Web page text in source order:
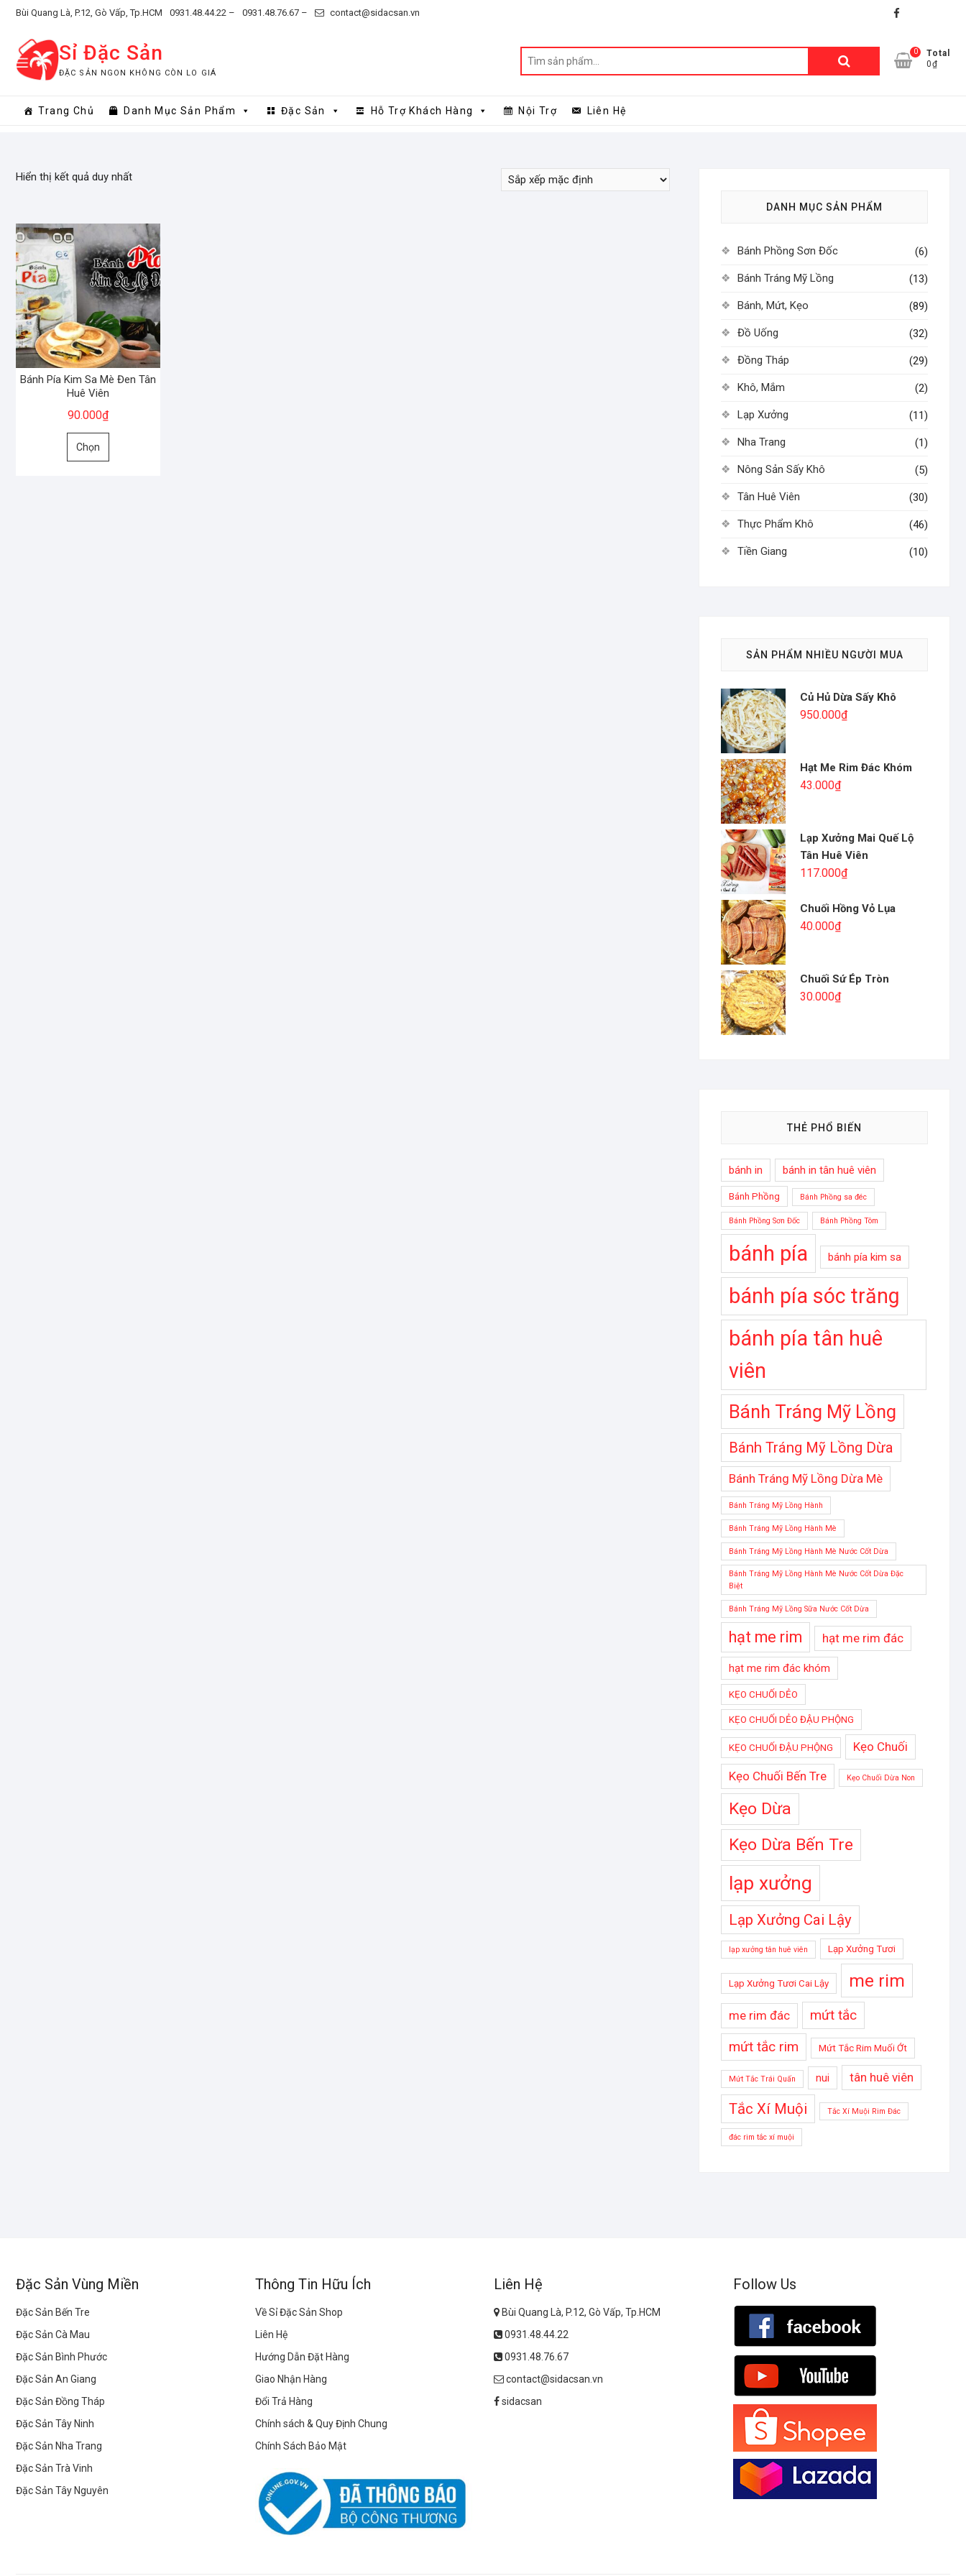
Skip
content
Bùi Quang Là, P.12, Gò Vấp, Tp.HCM 0931.48.44.22 – 0931.48.76.67 – contact@sidacsan.vn facebook
Sỉ Đặc Sản
ĐẶC SẢN NGON KHÔNG CÒN LO GIÁ
0
Total
0₫
Trang Chủ Danh Mục Sản Phẩm Đặc Sản Hỗ Trợ Khách Hàng Nội Trợ Liên Hệ
Hiển thị kết quả duy nhất
Bánh Pía Kim Sa Mè Đen Tân
Huê Viên
90.000₫
Chọn
Sản
DANH MỤC SẢN PHẨM
Bánh Phồng Sơn Đốc (6)
Bánh Tráng Mỹ Lồng (13)
Bánh, Mứt, Kẹo (89)
Đồ Uống (32)
Đồng Tháp (29)
Khô, Mắm (2)
Lạp Xưởng (11)
Nha Trang (1)
Nông Sản Sấy Khô (5)
Tân Huê Viên (30)
Thực Phẩm Khô (46)
Tiền Giang (10)
SẢN PHẨM NHIỀU NGƯỜI MUA
Củ Hủ Dừa Sấy Khô
950.000₫
Hạt Me Rim Đác Khóm
43.000₫
Lạp Xưởng Mai Quế Lộ
Tân Huê Viên
117.000₫
Chuối Hồng Vỏ Lụa
40.000₫
Chuối Sứ Ép Tròn
30.000₫
THẺ PHỔ BIẾN
bánh in bánh in tân huê viên
Bánh Phồng Bánh Phồng sa đéc
Bánh Phồng Sơn Đốc Bánh Phồng Tôm
bánh pía bánh pía kim sa
bánh pía sóc trăng
bánh pía tân huê
viên
Bánh Tráng Mỹ Lồng
Bánh Tráng Mỹ Lồng Dừa
Bánh Tráng Mỹ Lồng Dừa Mè
Bánh Tráng Mỹ Lồng Hành
Bánh Tráng Mỹ Lồng Hành Mè
Bánh Tráng Mỹ Lồng Hành Mè Nước Cốt Dừa
Bánh Tráng Mỹ Lồng Hành Mè Nước Cốt Dừa Đặc
Biệt
Bánh Tráng Mỹ Lồng Sữa Nước Cốt Dừa
hạt me rim hạt me rim đác
hạt me rim đác khóm
KẸO CHUỐI DẺO
KẸO CHUỐI DẺO ĐẬU PHỘNG
KẸO CHUỐI ĐẬU PHỘNG Kẹo Chuối
Kẹo Chuối Bến Tre Kẹo Chuối Dừa Non
Kẹo Dừa
Kẹo Dừa Bến Tre
lạp xưởng
Lạp Xưởng Cai Lậy
lạp xưởng tân huê viên Lạp Xưởng Tươi
Lạp Xưởng Tươi Cai Lậy me rim
me rim đác
mứt tắc
mứt tắc rim
Mứt Tắc Rim Muối Ớt
Mứt Tắc Trái Quấn nui tân huê viên
Tắc Xí Muội Tắc Xí Muội Rim Đác
đác rim tắc xí muội
Đặc Sản Vùng Miền
Đặc Sản Bến Tre
Đặc Sản Cà Mau
Đặc Sản Bình Phước
Đặc Sản An Giang
Đặc Sản Đồng Tháp
Đặc Sản Tây Ninh
Đặc Sản Nha Trang
Đặc Sản Trà Vinh
Đặc Sản Tây Nguyên
Thông Tin Hữu Ích
Về Sỉ Đặc Sản Shop
Liên Hệ
Hướng Dẫn Đặt Hàng
Giao Nhận Hàng
Đổi Trả Hàng
Chính sách & Quy Định Chung
Chính Sách Bảo Mật
Liên Hệ
Bùi Quang Là, P.12, Gò Vấp, Tp.HCM
0931.48.44.22
0931.48.76.67
contact@sidacsan.vn
sidacsan
Follow Us